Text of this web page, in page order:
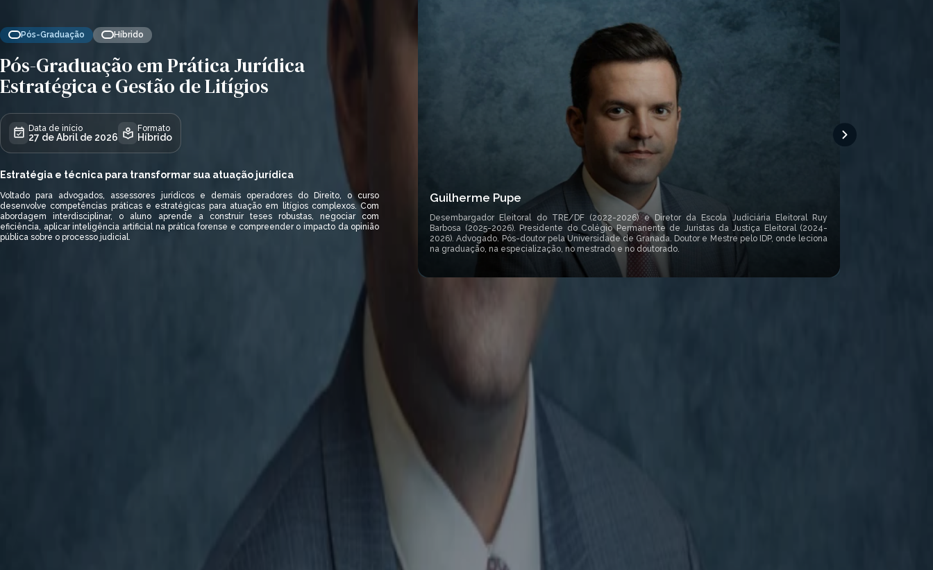
Pós-Graduação Híbrido
Pós-Graduação em Prática Jurídica
Estratégica e Gestão de Litígios
Data de início
27 de Abril de 2026
Formato
Híbrido
Estratégia e técnica para transformar sua atuação jurídica
Voltado para advogados, assessores jurídicos e demais operadores do Direito, o curso
desenvolve competências práticas e estratégicas para atuação em litígios complexos. Com
abordagem interdisciplinar, o aluno aprende a construir teses robustas, negociar com
eficiência, aplicar inteligência artificial na prática forense e compreender o impacto da opinião
pública sobre o processo judicial.
Guilherme Pupe
Desembargador Eleitoral do TRE/DF (2022-2026) e Diretor da Escola Judiciária Eleitoral Ruy
Barbosa (2025-2026). Presidente do Colégio Permanente de Juristas da Justiça Eleitoral (2024-
2026). Advogado. Pós-doutor pela Universidade de Granada. Doutor e Mestre pelo IDP, onde leciona
na graduação, na especialização, no mestrado e no doutorado.